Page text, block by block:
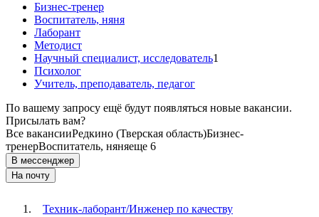
Бизнес-тренер
Воспитатель, няня
Лаборант
Методист
Научный специалист, исследователь1
Психолог
Учитель, преподаватель, педагог
По вашему запросу ещё будут появляться новые вакансии.
Присылать вам?
Все вакансииРедкино (Тверская область)Бизнес-
тренерВоспитатель, няняеще 6
В мессенджер
На почту
Техник-лаборант/Инженер по качеству